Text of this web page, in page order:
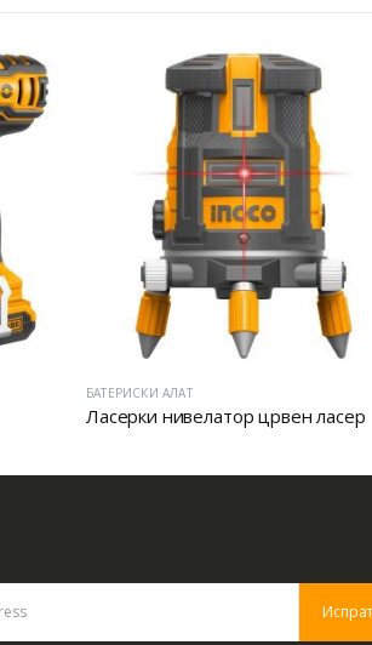
БАТЕРИСКИ АЛАТ
Ласерки нивелатор црвен ласер